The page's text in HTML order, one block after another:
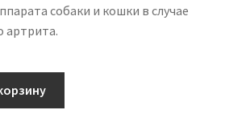
собаки и кошки в случае
артрита.